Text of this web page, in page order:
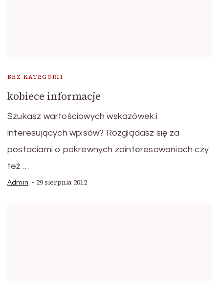
BEZ KATEGORII
kobiece informacje
Szukasz wartościowych wskazówek i
interesujących wpisów? Rozglądasz się za
postaciami o pokrewnych zainteresowaniach czy
też …
Admin 29 sierpnia 2012